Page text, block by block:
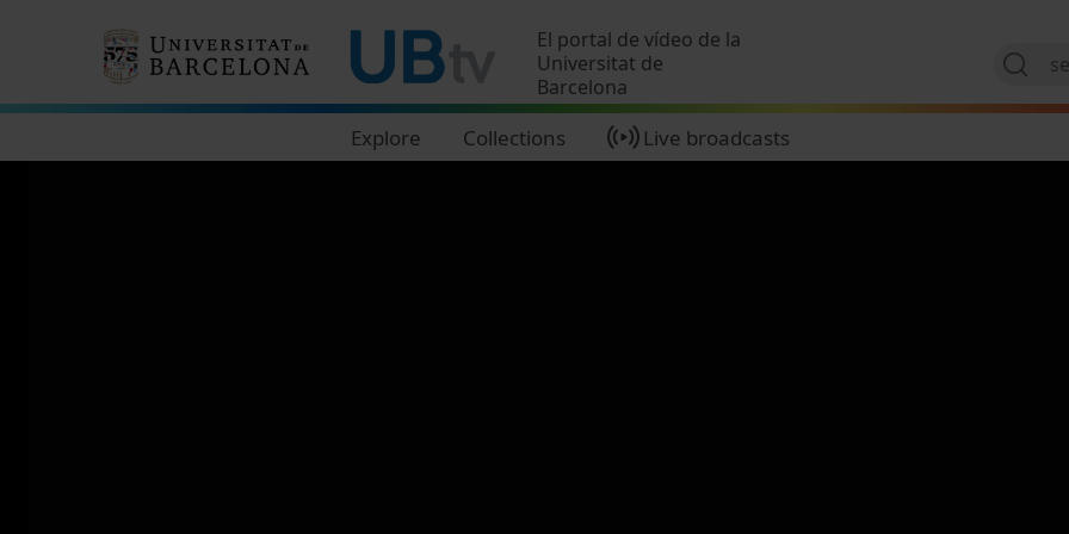
El portal de vídeo de la
Universitat de
Barcelona
Explore Collections Live broadcasts